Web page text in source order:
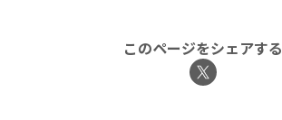
このページをシェアする